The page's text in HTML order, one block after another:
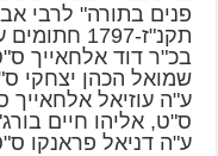
פנים בתורה" לרבי
תקנ"ז-
בכ"ר דוד אלחאייך
שמואל הכהן יצחקי
ע"ה עוזיאל
ס"ט, אליהו חיים
ע"ה דניאל פראנקו